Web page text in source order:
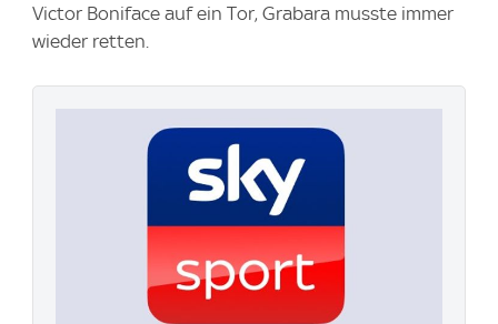
Victor Boniface auf ein Tor, Grabara musste immer
wieder retten.